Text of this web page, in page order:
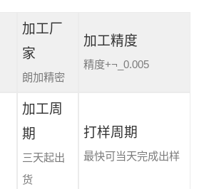
加工厂
家
朗加精密
加工精度
精度+¬_0.005
加工周
期
三天起出
货
打样周期
最快可当天完成出样